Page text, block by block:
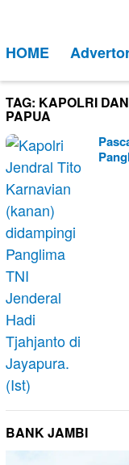
kontenMobile
HOME
TAG: KAPOLRI
PAPUA
BANK JAMBI